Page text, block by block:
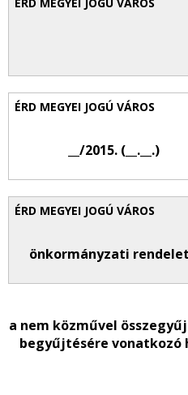
__/2015. (__.__.)
önkormányzati
a nem közművel
begyűjtésére